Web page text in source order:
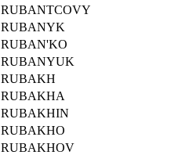
RUBANTCOVY
RUBANYK
RUBAN'KO
RUBANYUK
RUBAKH
RUBAKHA
RUBAKHIN
RUBAKHO
RUBAKHOV